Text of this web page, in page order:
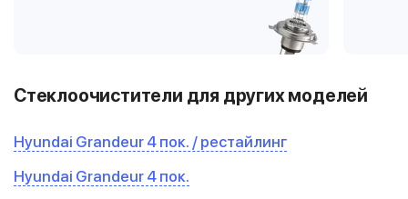
Стеклоочистители для других моделей
Hyundai Grandeur 4 пок. / рестайлинг
Hyundai Grandeur 4 пок.